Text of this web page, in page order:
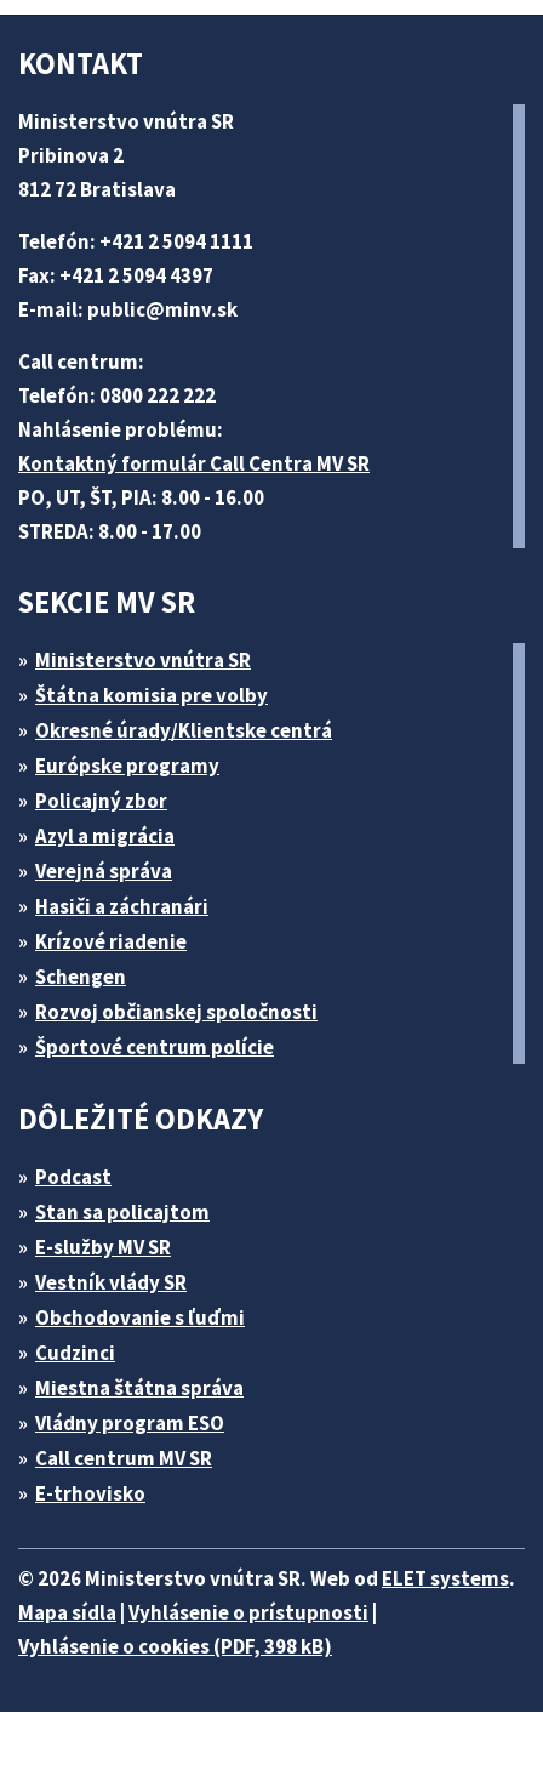
KONTAKT
Ministerstvo vnútra SR
Pribinova 2
812 72 Bratislava
Telefón: +421 2 5094 1111
Fax: +421 2 5094 4397
E-mail: public@minv.sk
Call centrum:
Telefón: 0800 222 222
Nahlásenie problému:
Kontaktný formulár Call Centra MV SR
PO, UT, ŠT, PIA: 8.00 - 16.00
STREDA: 8.00 - 17.00
SEKCIE MV SR
Ministerstvo vnútra SR
Štátna komisia pre volby
Okresné úrady/Klientske centrá
Európske programy
Policajný zbor
Azyl a migrácia
Verejná správa
Hasiči a záchranári
Krízové riadenie
Schengen
Rozvoj občianskej spoločnosti
Športové centrum polície
DÔLEŽITÉ ODKAZY
Podcast
Stan sa policajtom
E-služby MV SR
Vestník vlády SR
Obchodovanie s ľuďmi
Cudzinci
Miestna štátna správa
Vládny program ESO
Call centrum MV SR
E-trhovisko
© 2026 Ministerstvo vnútra SR. Web od ELET systems.
Mapa sídla Vyhlásenie o prístupnosti
Vyhlásenie o cookies (PDF, 398 kB)